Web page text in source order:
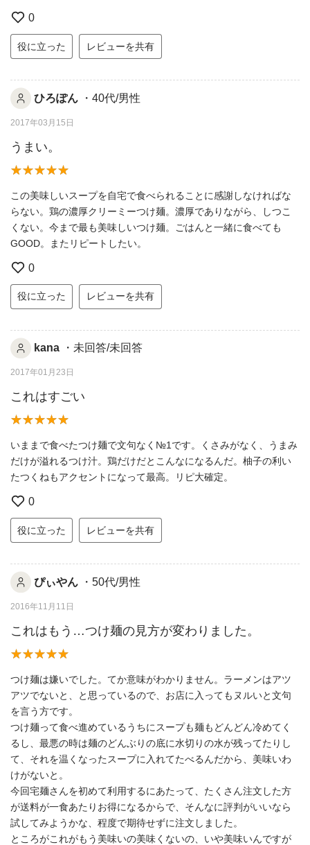
0
役に立った レビューを共有
ひろぽん ・40代/男性
2017年03月15日
うまい。
この美味しいスープを自宅で食べられることに感謝しなければな
らない。鶏の濃厚クリーミーつけ麺。濃厚でありながら、しつこ
くない。今まで最も美味しいつけ麺。ごはんと一緒に食べても
GOOD。またリピートしたい。
0
役に立った レビューを共有
kana ・未回答/未回答
2017年01月23日
これはすごい
いままで食べたつけ麺で文句なく№1です。くさみがなく、うまみ
だけが溢れるつけ汁。鶏だけだとこんなになるんだ。柚子の利い
たつくねもアクセントになって最高。リピ大確定。
0
役に立った レビューを共有
ぴぃやん ・50代/男性
2016年11月11日
これはもう…つけ麺の見方が変わりました。
つけ麺は嫌いでした。てか意味がわかりません。ラーメンはアツ
アツでないと、と思っているので、お店に入ってもヌルいと文句
を言う方です。
つけ麺って食べ進めているうちにスープも麺もどんどん冷めてく
るし、最悪の時は麺のどんぶりの底に水切りの水が残ってたりし
て、それを温くなったスープに入れてたべるんだから、美味いわ
けがないと。
今回宅麺さんを初めて利用するにあたって、たくさん注文した方
が送料が一食あたりお得になるからで、そんなに評判がいいなら
試してみようかな、程度で期待せずに注文しました。
ところがこれがもう美味いの美味くないの、いや美味いんですが